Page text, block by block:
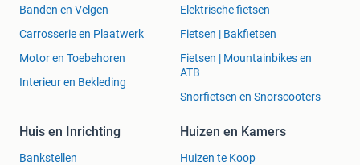
Banden en Velgen
Carrosserie en Plaatwerk
Motor en Toebehoren
Interieur en Bekleding
Elektrische fietsen
Fietsen | Bakfietsen
Fietsen | Mountainbikes en
ATB
Snorfietsen en Snorscooters
Huis en Inrichting
Bankstellen
Huizen en Kamers
Huizen te Koop